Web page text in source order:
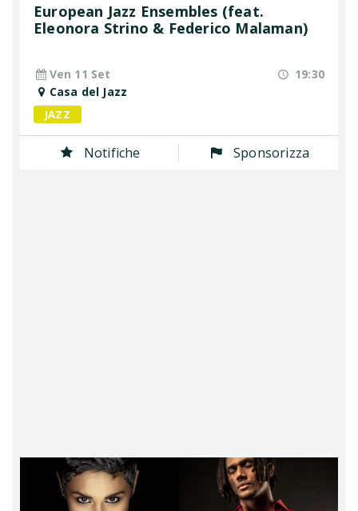
European Jazz Ensembles (feat.
Eleonora Strino & Federico Malaman)
Ven 11 Set
19:30
Casa del Jazz
JAZZ
Notifiche Sponsorizza